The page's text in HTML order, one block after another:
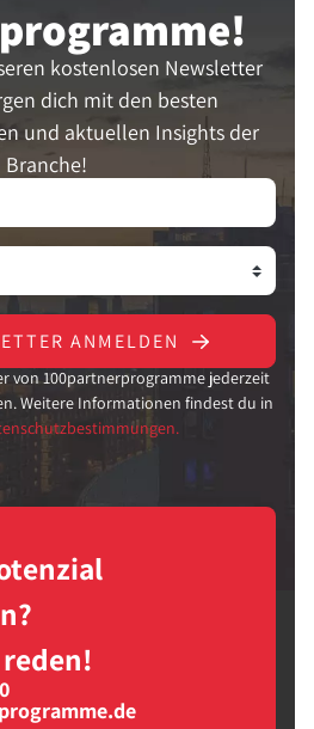
kostenlosen Newsletter
dich mit den besten
und aktuellen Insights der
Branche!
ANMELDEN
von 100partnerprogramme jederzeit
Weitere Informationen findest du in
reden!